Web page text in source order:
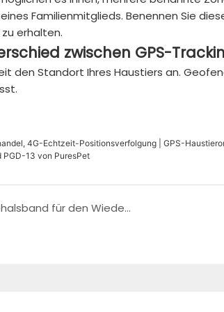
Familienmitglieds. Benennen Sie
erhalten.
zwischen GPS-
den Standort Ihres Haustiers an.
4G-Echtzeit-Positionsverfolgung | GPS-
13 von PuresPet
Wie man ein Hundehalsband für den Wiederverkauf individualisiert: Was B2B-Käufer wissen müssen